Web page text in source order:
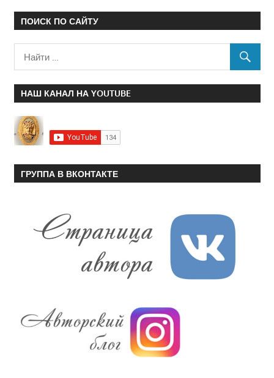
ПОИСК ПО САЙТУ
НАШ КАНАЛ НА YOUTUBE
ГРУППА В ВКОНТАКТЕ